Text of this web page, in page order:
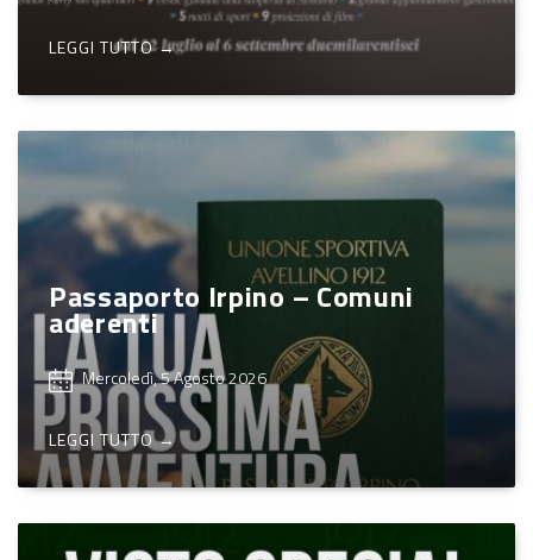
LEGGI TUTTO →
Passaporto Irpino – Comuni
aderenti
Mercoledì, 5 Agosto 2026
LEGGI TUTTO →